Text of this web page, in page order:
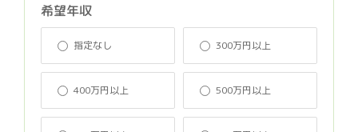
希望年収
指定なし 300万円以上
400万円以上 500万円以上